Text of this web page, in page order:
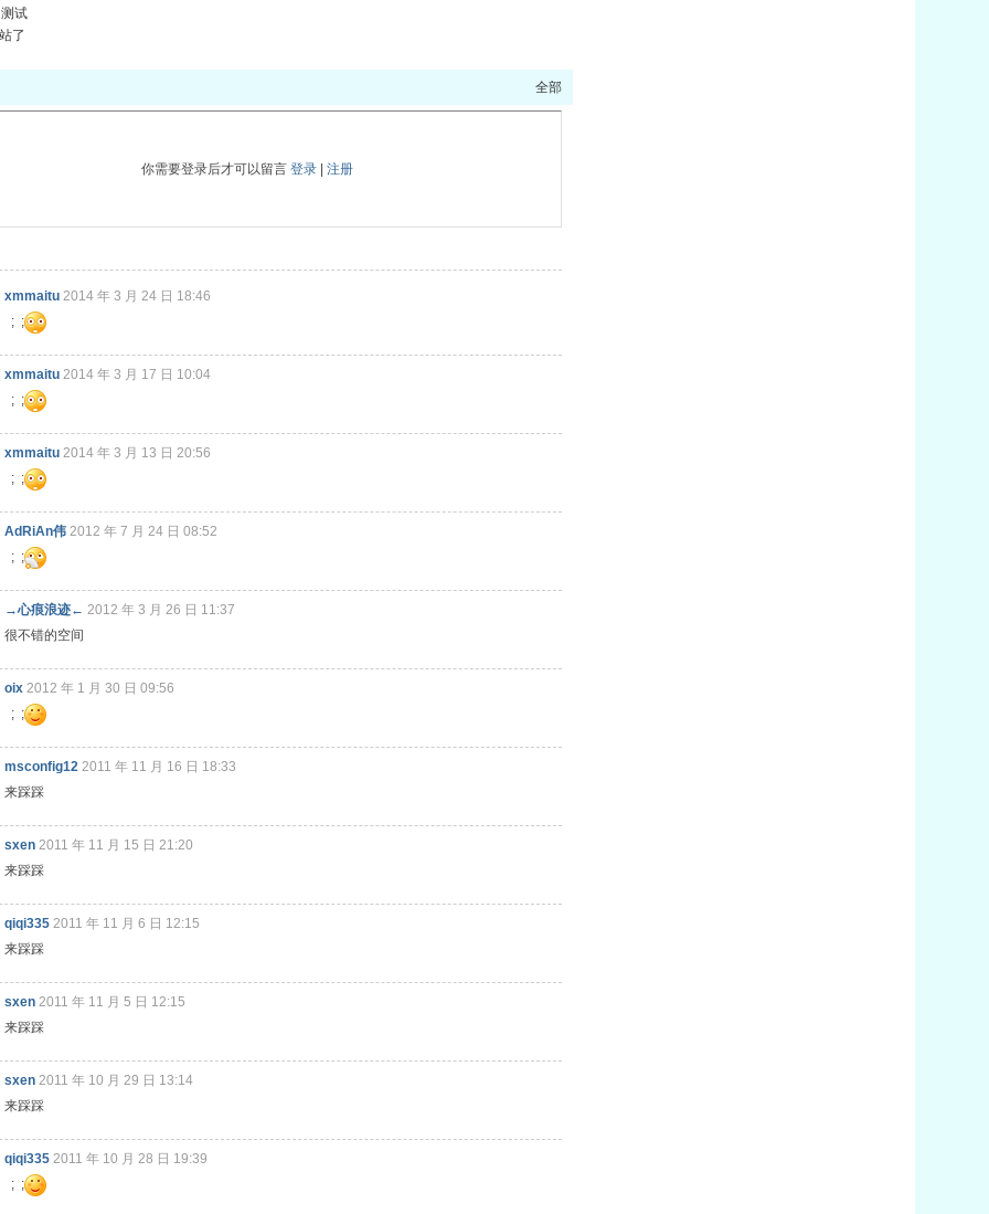
试
了
全部
你需要登录后才可以留言 登录 注册
xmmaitu 2014 年 3 月 24 日 18:46
; ;
xmmaitu 2014 年 3 月 17 日 10:04
; ;
xmmaitu 2014 年 3 月 13 日 20:56
; ;
AdRiAn伟 2012 年 7 月 24 日 08:52
; ;
→心痕浪迹← 2012 年 3 月 26 日 11:37
很不错的空间
oix 2012 年 1 月 30 日 09:56
; ;
msconfig12 2011 年 11 月 16 日 18:33
来踩踩
sxen 2011 年 11 月 15 日 21:20
来踩踩
qiqi335 2011 年 11 月 6 日 12:15
来踩踩
sxen 2011 年 11 月 5 日 12:15
来踩踩
sxen 2011 年 10 月 29 日 13:14
来踩踩
qiqi335 2011 年 10 月 28 日 19:39
; ;